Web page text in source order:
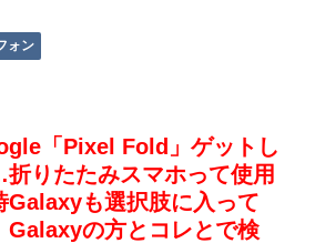
ォン
「Pixel Fold」ゲットし
りたたみスマホって使用
Galaxyも選択肢に入って
の方とコレとで検